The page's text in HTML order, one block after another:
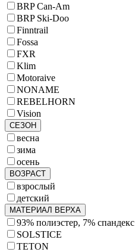
BRP Can-Am
BRP Ski-Doo
Finntrail
Fossa
FXR
Klim
Motoraive
NONAME
REBELHORN
Vision
СЕЗОН
весна
зима
осень
ВОЗРАСТ
взрослый
детский
МАТЕРИАЛ ВЕРХА
93% полиэстер, 7% спандекс
SOLSTICE
TETON